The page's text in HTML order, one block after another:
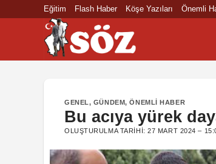
Eğitim Flash Haber Köşe Yazıları Önemli
GENEL, GÜNDEM,ÖNEMLI HABER
Bu acıya yürek
OLUŞTURULMA TARIHI:27 MART 2024 –